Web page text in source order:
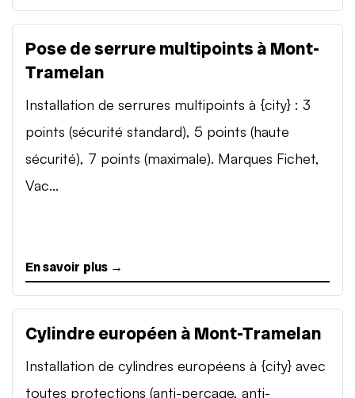
Pose de serrure multipoints à Mont-
Tramelan
Installation de serrures multipoints à {city} : 3
points (sécurité standard), 5 points (haute
sécurité), 7 points (maximale). Marques Fichet,
Vac...
En savoir plus →
Cylindre européen à Mont-Tramelan
Installation de cylindres européens à {city} avec
toutes protections (anti-perçage, anti-